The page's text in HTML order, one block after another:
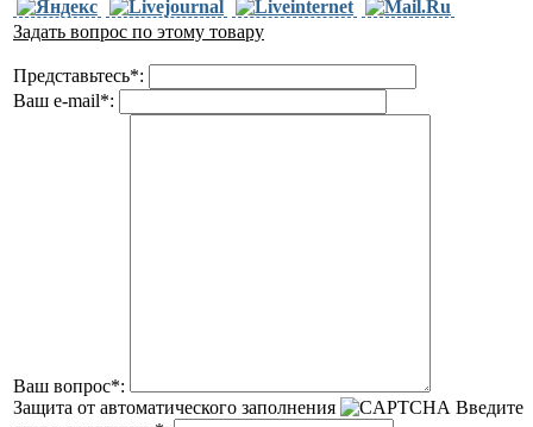
Задать вопрос по этому товару
Представьтесь*:
Ваш e-mail*:
Ваш вопрос*:
Защита от автоматического заполнения
Введите